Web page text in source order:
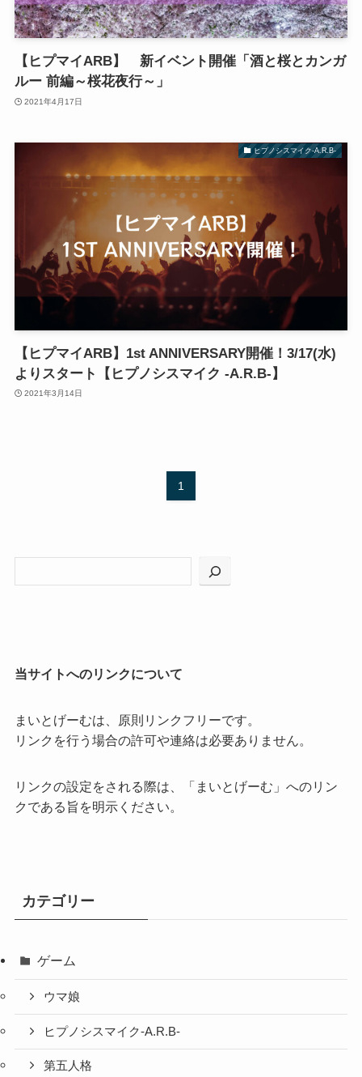
【ヒプマイARB】 新イベント開催「酒と桜とカンガ
ルー 前編～桜花夜行～」
2021年4月17日
ヒプノシスマイク-A.R.B-
【ヒプマイARB】1st ANNIVERSARY開催！3/17(水)
よりスタート【ヒプノシスマイク -A.R.B-】
2021年3月14日
1
当サイトへのリンクについて
まいとげーむは、原則リンクフリーです。
リンクを行う場合の許可や連絡は必要ありません。
リンクの設定をされる際は、「まいとげーむ」へのリン
クである旨を明示ください。
カテゴリー
ゲーム
ウマ娘
ヒプノシスマイク-A.R.B-
第五人格